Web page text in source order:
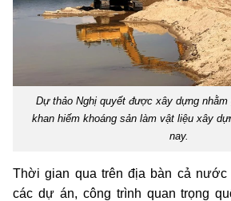
Dự thảo Nghị quyết được xây dựng
khan hiếm khoáng sản làm vật liệu xây
nay.
Thời gian qua trên địa bàn cả nước
các dự án, công trình quan trọng